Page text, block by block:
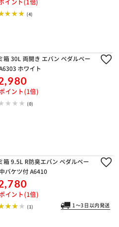
イント(1倍)
(4)
箱 30L 両開き エバン ペダルペー
ホワイト
イント(1倍)
(0)
箱 9.5L R防臭エバン ペダルペー
バケツ付 A6410
イント(1倍)
(1) 1～3日以内発送